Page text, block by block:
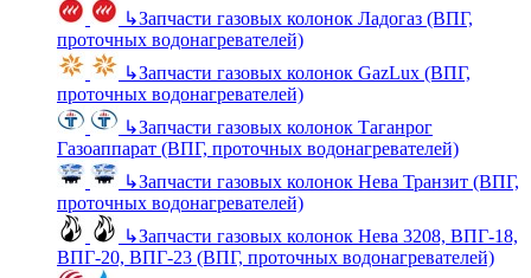
↳Запчасти газовых колонок Ладогаз (ВПГ,
проточных водонагревателей)
↳Запчасти газовых колонок GazLux (ВПГ,
проточных водонагревателей)
↳Запчасти газовых колонок Таганрог
Газоаппарат (ВПГ, проточных водонагревателей)
↳Запчасти газовых колонок Нева Транзит (ВПГ,
проточных водонагревателей)
↳Запчасти газовых колонок Нева 3208, ВПГ-18,
ВПГ-20, ВПГ-23 (ВПГ, проточных водонагревателей)